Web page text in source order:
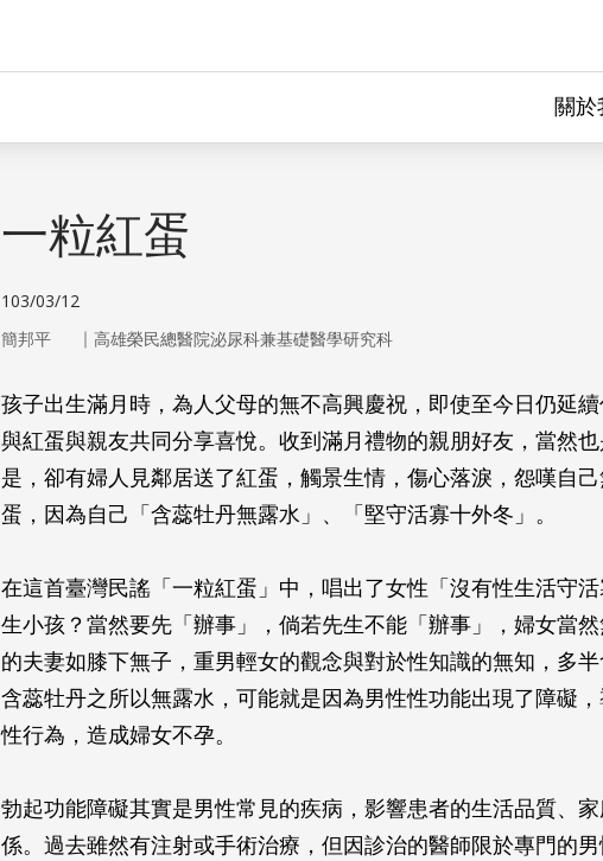
關於
一粒紅蛋
103/03/12
簡邦平 ｜ 高雄榮民總醫院泌尿科兼基礎醫學研究科
孩子出生滿月時，為人父母的無不高興慶祝，即使至今日仍延
與紅蛋與親友共同分享喜悅。收到滿月禮物的親朋好友，當然
是，卻有婦人見鄰居送了紅蛋，觸景生情，傷心落淚，怨嘆自
蛋，因為自己「含蕊牡丹無露水」、「堅守活寡十外冬」。
在這首臺灣民謠「一粒紅蛋」中，唱出了女性「沒有性生活守
生小孩？當然要先「辦事」，倘若先生不能「辦事」，婦女當
的夫妻如膝下無子，重男輕女的觀念與對於性知識的無知，多
含蕊牡丹之所以無露水，可能就是因為男性性功能出現了障礙
性行為，造成婦女不孕。
勃起功能障礙其實是男性常見的疾病，影響患者的生活品質、
係。過去雖然有注射或手術治療，但因診治的醫師限於專門的